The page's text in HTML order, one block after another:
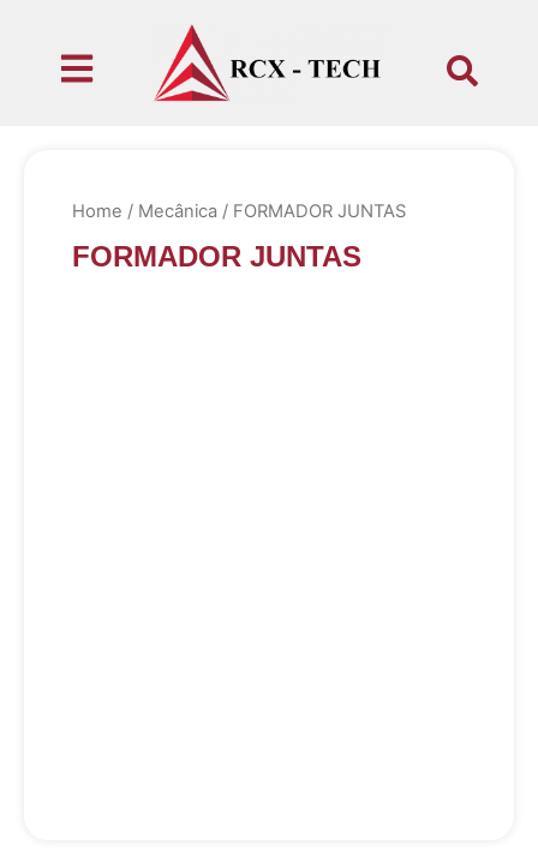
Home / Mecânica / FORMADOR JUNTAS
FORMADOR JUNTAS